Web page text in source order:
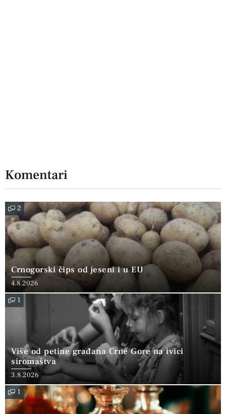
Komentari
2
Crnogorski čips od jeseni i u EU
4.8.2026
1
Više od petine građana Crne Gore na ivici
siromaštva
3.8.2026
1